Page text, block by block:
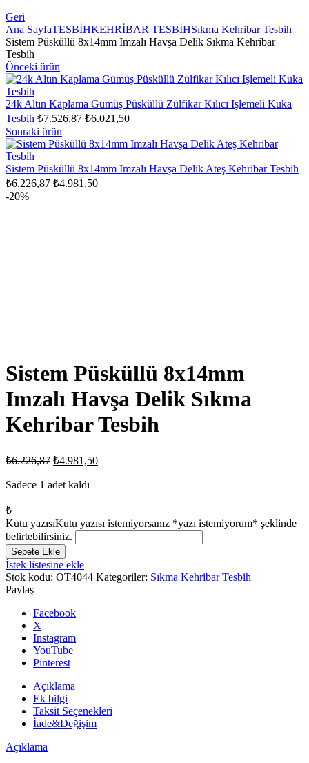
Geri
Ana SayfaTESBİHKEHRİBAR TESBİHSıkma Kehribar Tesbih
Sistem Püsküllü 8x14mm Imzalı Havşa Delik Sıkma Kehribar
Tesbih
Önceki ürün
24k Altın Kaplama Gümüş Püsküllü Zülfikar Kılıcı Işlemeli Kuka
Tesbih ₺7.526,87 Orijinal
₺7.526,87.
₺6.021,50Şu
fiyat:
Sonraki ürün
Sistem Püsküllü 8x14mm Imzalı Havşa Delik Ateş Kehribar Tesbih
₺6.226,87 Orijinal
₺4.981,50Şu
-20%
Sistem Püsküllü 8x14mm
Imzalı Havşa Delik Sıkma
Kehribar Tesbih
₺6.226,87 Orijinal
₺6.226,87.
₺4.981,50Şu
Sadece 1 adet kaldı
₺
Kutu yazısıKutu yazısı istemiyorsanız *yazı istemiyorum* şeklinde
belirtebilirsiniz.
Sistem
Püsküllü
8x14mm
Imzalı
Havşa
Delik
Sıkma
Kehribar
Tesbih
adet
Sepete Ekle
İstek listesine ekle
Stok kodu: OT4044 Kategoriler: Sıkma Kehribar Tesbih
Paylaş
Facebook
X
Instagram
YouTube
Pinterest
Açıklama
Ek bilgi
Taksit Seçenekleri
İade&Değişim
Açıklama